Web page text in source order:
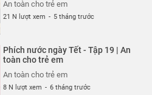
An toàn cho trẻ em
26 N lượt xem
An toàn cho trẻ em
21 N lượt xem - 5 tháng trước
Phích nước ngày Tết - Tập 19 | An
toàn cho trẻ em
An toàn cho trẻ em
8 N lượt xem - 6 tháng trước